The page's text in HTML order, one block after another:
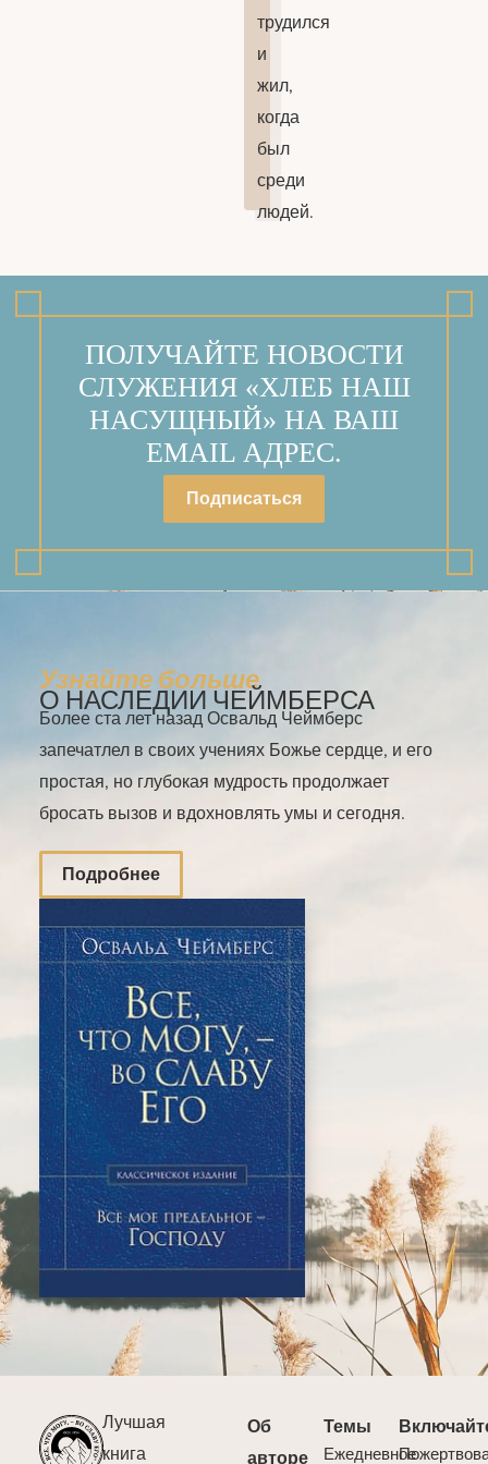
трудился
и
жил,
когда
был
среди
людей.
ПОЛУЧАЙТЕ НОВОСТИ
СЛУЖЕНИЯ «ХЛЕБ НАШ
НАСУЩНЫЙ» НА ВАШ
EMAIL АДРЕС.
Подписаться
Узнайте больше
О НАСЛЕДИИ ЧЕЙМБЕРСА
Более ста лет назад Освальд Чеймберс
запечатлел в своих учениях Божье сердце, и его
простая, но глубокая мудрость продолжает
бросать вызов и вдохновлять умы и сегодня.
Подробнее
Лучшая
книга
Об
авторе
Темы
Ежедневное